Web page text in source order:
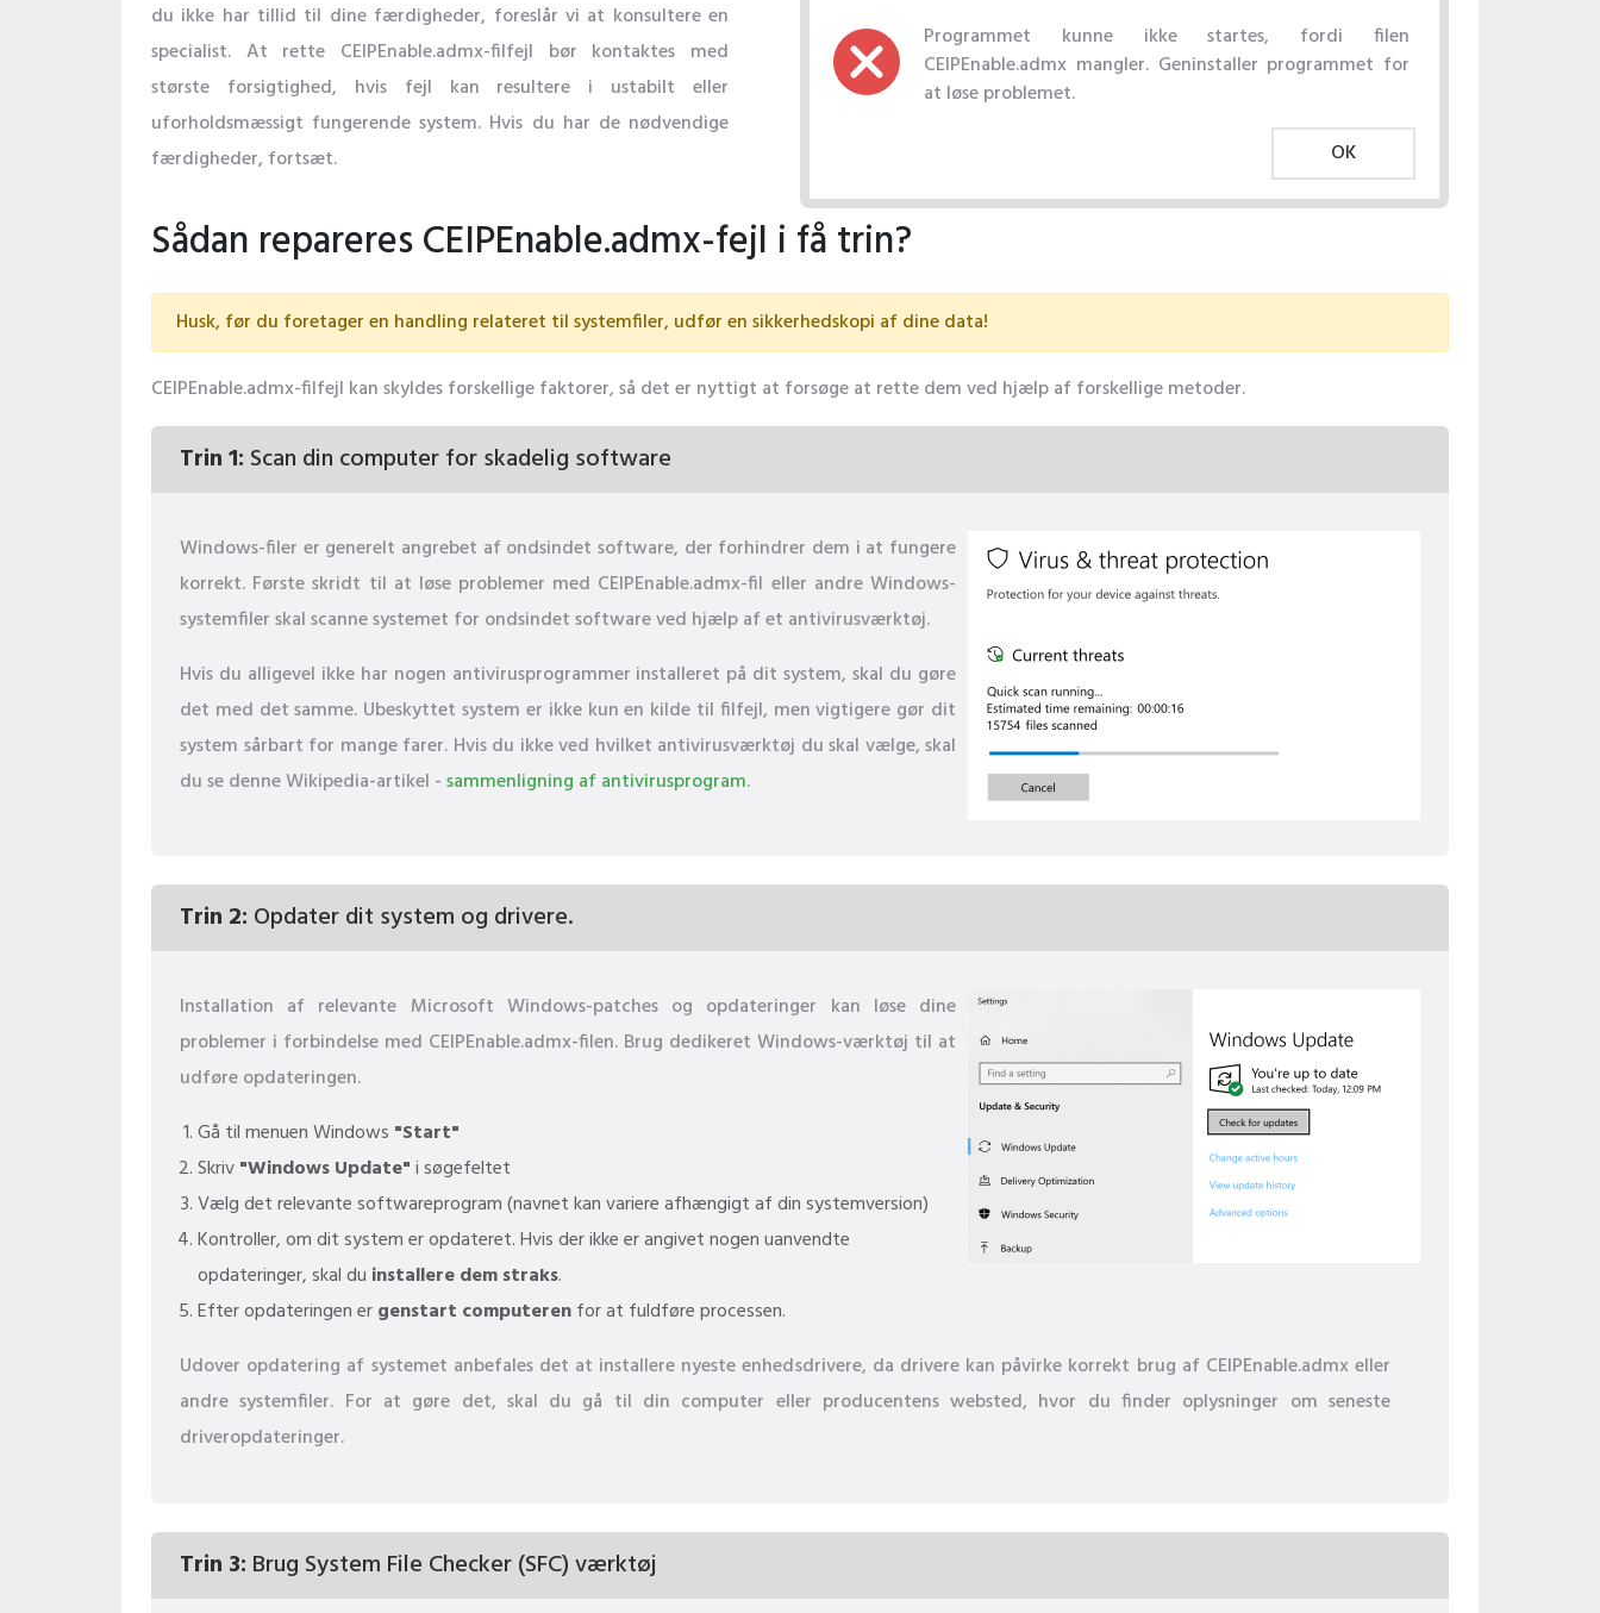
Programmet kunne ikke startes, fordi filen
CEIPEnable.admx mangler. Geninstaller programmet for
at løse problemet.
OK
du ikke har tillid til dine færdigheder, foreslår vi at konsultere en
specialist. At rette CEIPEnable.admx-filfejl bør kontaktes med
største forsigtighed, hvis fejl kan resultere i ustabilt eller
uforholdsmæssigt fungerende system. Hvis du har de nødvendige
færdigheder, fortsæt.
Sådan repareres CEIPEnable.admx-fejl i få trin?
Husk, før du foretager en handling relateret til systemfiler, udfør en sikkerhedskopi af dine data!
CEIPEnable.admx-filfejl kan skyldes forskellige faktorer, så det er nyttigt at forsøge at rette dem ved hjælp af forskellige metoder.
Trin 1: Scan din computer for skadelig software
Windows-filer er generelt angrebet af ondsindet software, der forhindrer dem i at fungere
korrekt. Første skridt til at løse problemer med CEIPEnable.admx-fil eller andre Windows-
systemfiler skal scanne systemet for ondsindet software ved hjælp af et antivirusværktøj.
Hvis du alligevel ikke har nogen antivirusprogrammer installeret på dit system, skal du gøre
det med det samme. Ubeskyttet system er ikke kun en kilde til filfejl, men vigtigere gør dit
system sårbart for mange farer. Hvis du ikke ved hvilket antivirusværktøj du skal vælge, skal
du se denne Wikipedia-artikel -sammenligning af antivirusprogram.
Trin 2: Opdater dit system og drivere.
Installation af relevante Microsoft Windows-patches og opdateringer kan løse dine
problemer i forbindelse med CEIPEnable.admx-filen. Brug dedikeret Windows-værktøj til at
udføre opdateringen.
Gå til menuen Windows "Start"
Skriv"Windows Update"i søgefeltet
Vælg det relevante softwareprogram (navnet kan variere afhængigt af din systemversion)
Kontroller, om dit system er opdateret. Hvis der ikke er angivet nogen uanvendte
opdateringer, skal du installere dem straks.
Efter opdateringen ergenstart computerenfor at fuldføre processen.
Udover opdatering af systemet anbefales det at installere nyeste enhedsdrivere, da drivere kan påvirke korrekt brug af CEIPEnable.admx eller
andre systemfiler. For at gøre det, skal du gå til din computer eller producentens websted, hvor du finder oplysninger om seneste
driveropdateringer.
Trin 3: Brug System File Checker (SFC) værktøj